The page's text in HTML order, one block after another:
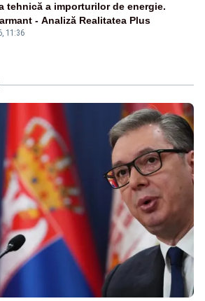
11:36
tehnică a importurilor de energie.
- Analiză Realitatea Plus